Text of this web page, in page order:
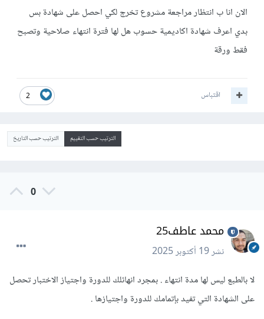
الان انا ب انتظار مراجعة مشروع تخرج لكي احصل على شهادة بس
بدي اعرف شهادة اكاديمية حسوب هل لها فترة انتهاء صلاحية وتصبح
فقط ورقة
2 اقتباس
الترتيب حسب التقييم الترتيب حسب التاريخ
0
محمد عاطف25
نشر19 أكتوبر 2025
لا بالطبع ليس لها مدة انتهاء . بمجرد انهائلك للدورة واجتياز الاختبار تحصل
على الشهادة التي تفيد بإتمامك للدورة واجتيازها .